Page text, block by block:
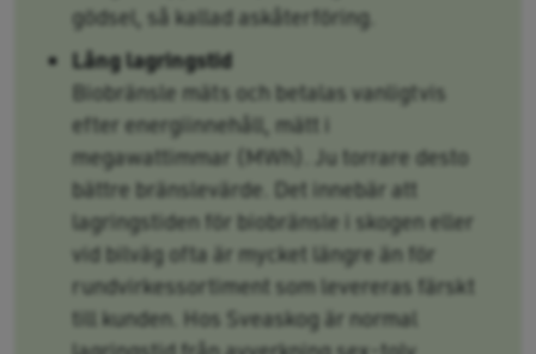
gödsel, så kallad askåterföring.
Lång lagringstid
Biobränsle mäts och betalas vanligtvis
efter energiinnehåll, mätt i
megawattimmar (MWh). Ju torrare desto
bättre bränslevärde. Det innebär att
lagringstiden för biobränsle i skogen eller
vid bilväg ofta är mycket längre än för
rundvirkessortiment som levereras färskt
till kunden. Hos Sveaskog är normal